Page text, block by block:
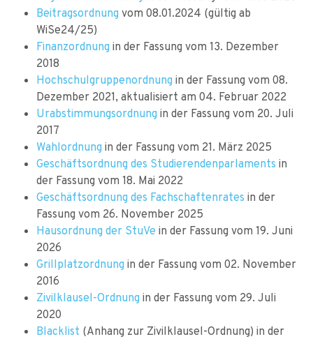
Beitragsordnung vom 08.01.2024 (gültig ab
WiSe24/25)
Finanzordnung in der Fassung vom 13. Dezember
2018
Hochschulgruppenordnung in der Fassung vom 08.
Dezember 2021, aktualisiert am 04. Februar 2022
Urabstimmungsordnung in der Fassung vom 20. Juli
2017
Wahlordnung in der Fassung vom 21. März 2025
Geschäftsordnung des Studierendenparlaments in
der Fassung vom 18. Mai 2022
Geschäftsordnung des Fachschaftenrates in der
Fassung vom 26. November 2025
Hausordnung der StuVe in der Fassung vom 19. Juni
2026
Grillplatzordnung in der Fassung vom 02. November
2016
Zivilklausel-Ordnung in der Fassung vom 29. Juli
2020
Blacklist (Anhang zur Zivilklausel-Ordnung) in der